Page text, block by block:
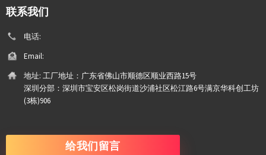
联系我们
电话:
Email:
地址: 工厂地址：广东省佛山市顺德区顺业西路15号
深圳分部：深圳市宝安区松岗街道沙浦社区松江路6号满京华科创工坊
(3栋)906
给我们留言